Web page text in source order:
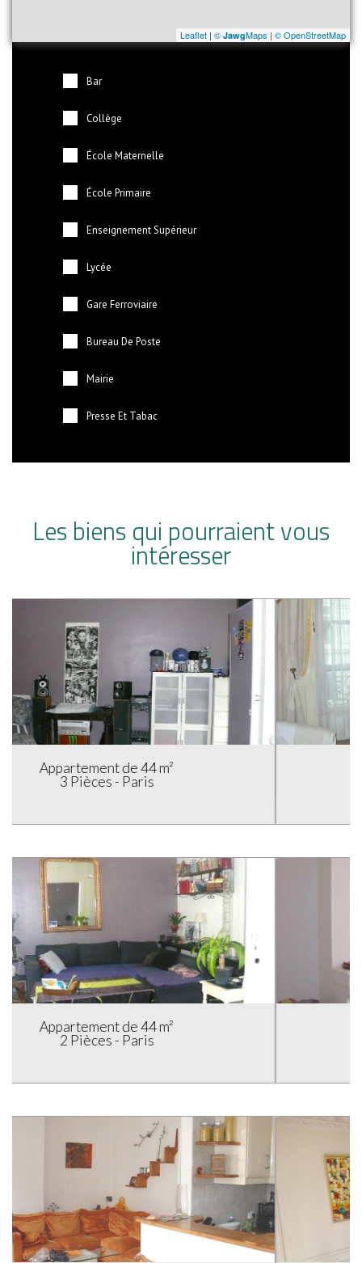
Leaflet | © JawgMaps | © OpenStreetMap
Bar
Collège
École Maternelle
École Primaire
Enseignement Supérieur
Lycée
Gare Ferroviaire
Bureau De Poste
Mairie
Presse Et Tabac
Les biens qui pourraient vous
intéresser
Appartement de 47 m²
2 Pièces - Paris
Appartement de 50 m²
3 Pièces - Paris